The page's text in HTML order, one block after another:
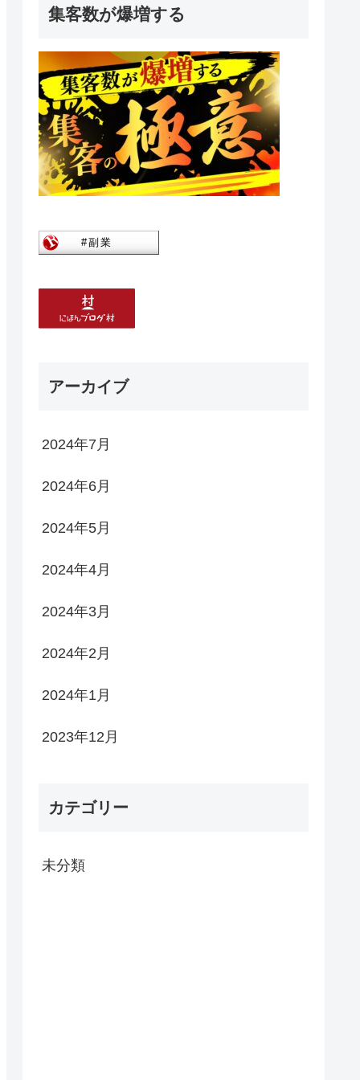
集客数が爆増する
アーカイブ
2024年7月
2024年6月
2024年5月
2024年4月
2024年3月
2024年2月
2024年1月
2023年12月
カテゴリー
未分類